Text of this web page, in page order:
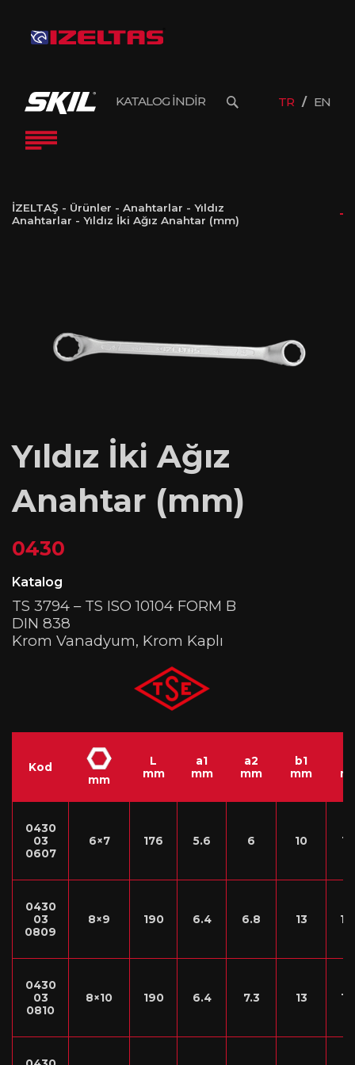
KATALOG İNDİR TR EN
İZELTAŞ - Ürünler - Anahtarlar - Yıldız
Anahtarlar - Yıldız İki Ağız Anahtar (mm)
Yıldız İki Ağız
Anahtar (mm)
0430
Katalog
TS 3794 – TS ISO 10104 FORM B
DIN 838
Krom Vanadyum, Krom Kaplı
Kod
mm
L
mm
a1
mm
a2
mm
b1
mm
0430
03
0607
6×7 176 5.6 6 10
0430
03
0809
8×9 190 6.4 6.8 13
0430
03
0810
8×10 190 6.4 7.3 13